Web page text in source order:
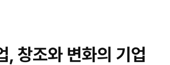
, 창조와 변화의 기업